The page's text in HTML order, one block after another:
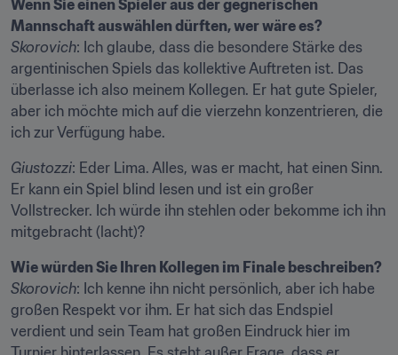
Wenn Sie einen Spieler aus der gegnerischen
Mannschaft auswählen dürften, wer wäre es?
Skorovich: Ich glaube, dass die besondere Stärke des
argentinischen Spiels das kollektive Auftreten ist. Das
überlasse ich also meinem Kollegen. Er hat gute Spieler,
aber ich möchte mich auf die vierzehn konzentrieren, die
ich zur Verfügung habe.
Giustozzi: Eder Lima. Alles, was er macht, hat einen Sinn.
Er kann ein Spiel blind lesen und ist ein großer
Vollstrecker. Ich würde ihn stehlen oder bekomme ich ihn
mitgebracht (lacht)?
Wie würden Sie Ihren Kollegen im Finale beschreiben?
Skorovich: Ich kenne ihn nicht persönlich, aber ich habe
großen Respekt vor ihm. Er hat sich das Endspiel
verdient und sein Team hat großen Eindruck hier im